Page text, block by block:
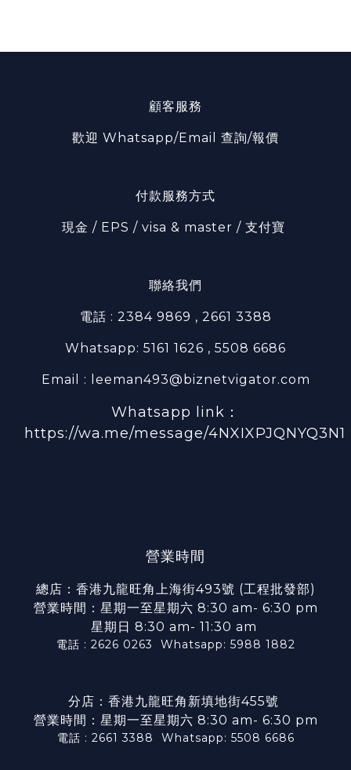
顧客服務
歡迎 Whatsapp/Email 查詢/報價
付款服務方式
現金 / EPS / visa & master / 支付寶
聯絡我們
電話 : 2384 9869 , 2661 3388
Whatsapp: 5161 1626 , 5508 6686
Email : leeman493@biznetvigator.com
Whatsapp link：
https://wa.me/message/4NXIXPJQNYQ3N1
營業時間
總店：香港九龍旺角上海街493號 (工程批發部)
營業時間：星期一至星期六 8:30 am- 6:30 pm
星期日 8:30 am- 11:30 am
電話 : 2626 0263 Whatsapp: 5988 1882
分店：香港九龍旺角新填地街455號
營業時間：星期一至星期六 8:30 am- 6:30 pm
電話 : 2661 3388 Whatsapp: 5508 6686